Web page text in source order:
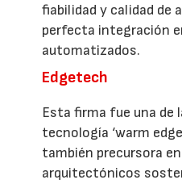
fiabilidad y calidad de
perfecta integración
automatizados.
Edgetech
Esta firma fue una de
tecnología ‘warm
también precursora
arquitectónicos